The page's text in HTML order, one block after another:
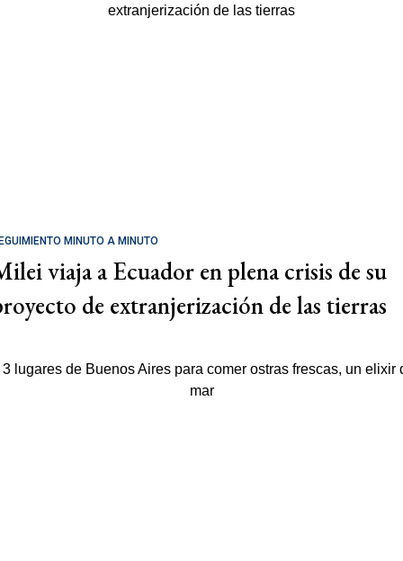
MINUTO A MINUTO
viaja a Ecuador en plena crisis de su
de extranjerización de las tierras